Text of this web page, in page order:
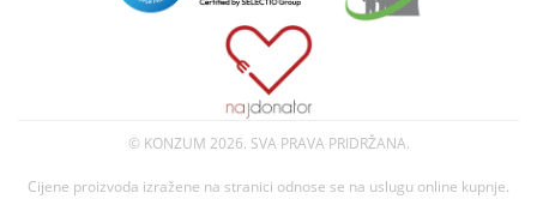
© KONZUM 2026. SVA PRAVA PRIDRŽANA.
Cijene proizvoda izražene na stranici odnose se na uslugu online kupnje.